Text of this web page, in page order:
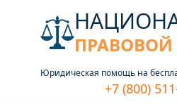
ПРАВОВОЙ
Юридическая помощь на
+7 (800)